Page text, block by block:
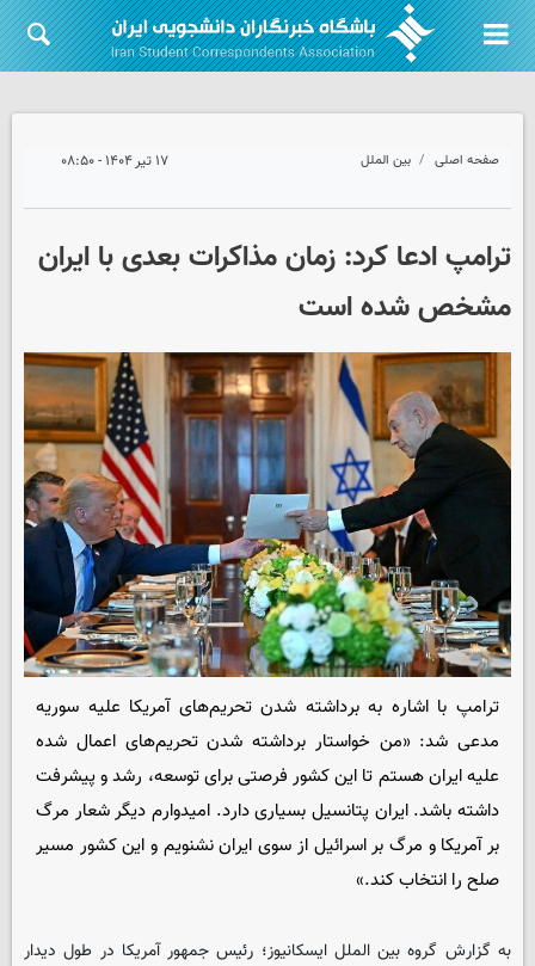
صفحه اصلی بین الملل ۱۷ تیر ۱۴۰۴ - ۰۸:۵۰
ترامپ ادعا کرد: زمان مذاکرات بعدی با ایران
مشخص شده است
ترامپ با اشاره به برداشته شدن تحریم‌های آمریکا علیه سوریه
مدعی شد: «من خواستار برداشته شدن تحریم‌های اعمال شده
علیه ایران هستم تا این کشور فرصتی برای توسعه، رشد و پیشرفت
داشته باشد. ایران پتانسیل بسیاری دارد. امیدوارم دیگر شعار مرگ
بر آمریکا و مرگ بر اسرائیل از سوی ایران نشنویم و این کشور مسیر
صلح را انتخاب کند.»
به گزارش گروه بین المللایسکانیوز؛ رئیس جمهور آمریکا در طول دیدار